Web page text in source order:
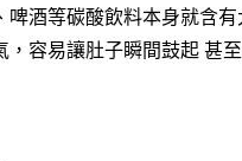
啤酒等碳酸飲料本身就含
，容易讓肚子瞬間鼓起 甚